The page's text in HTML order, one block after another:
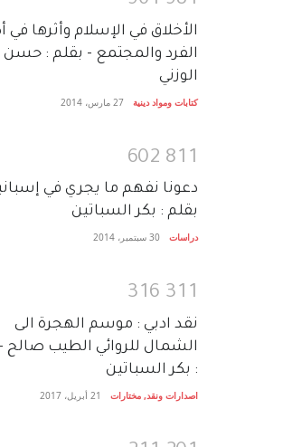
الأخلاق في الإسلام وأثرها في
الفرد والمجتمع - بقلم : حسن
الوزني
كتابات ومواد دينية 27 مارس، 2014
1
1
8
2
0
6
دعونا نفهم ما يجري في
بقلم : بكر السباتين
دراسات 30 سبتمبر، 2014
1
1
3
6
1
3
نقد ادبي : موسم الهجرة الى
الشمال للروائي الطيب صالح
: بكر السباتين
اصدارات ونقد, مختارات 21 أبريل، 2017